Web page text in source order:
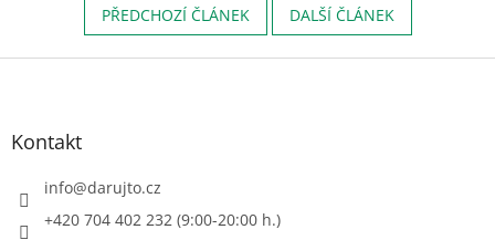
PŘEDCHOZÍ ČLÁNEK DALŠÍ ČLÁNEK
Z
Kontakt
info@darujto.cz
+420 704 402 232 (9:00-20:00 h.)